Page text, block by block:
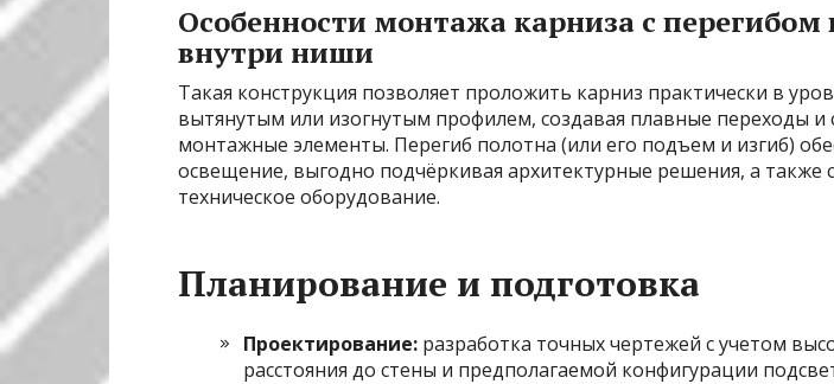
Особенности монтажа карниза с перегибом
внутри ниши
Такая конструкция позволяет проложить карниз практически в
вытянутым или изогнутым профилем, создавая плавные переходы и
монтажные элементы. Перегиб полотна (или его подъем и изгиб)
освещение, выгодно подчёркивая архитектурные решения, а также
техническое оборудование.
Планирование и подготовка
Проектирование: разработка точных чертежей с учетом
расстояния до стены и предполагаемой конфигурации